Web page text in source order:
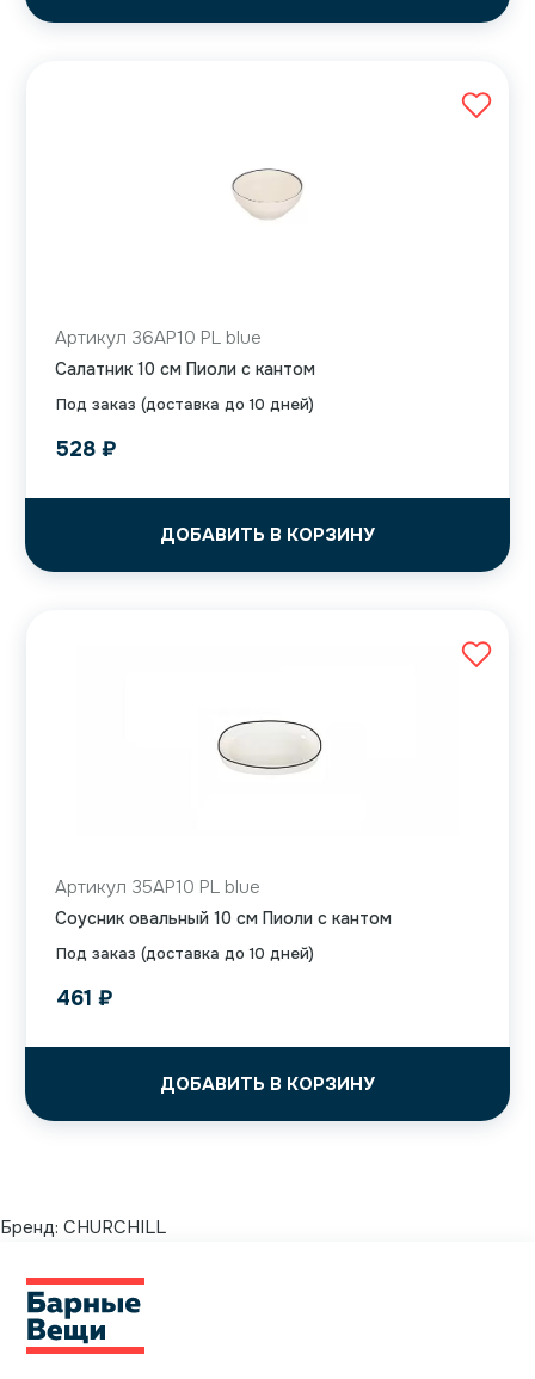
Под заказ (доставка до 10 дней)
Артикул 36AP10 PL blue
Салатник 10 см Пиоли с кантом
528 ₽
ДОБАВИТЬ В КОРЗИНУ
Под заказ (доставка до 10 дней)
Артикул 35AP10 PL blue
Соусник овальный 10 см Пиоли с кантом
461 ₽
ДОБАВИТЬ В КОРЗИНУ
Бренд: CHURCHILL